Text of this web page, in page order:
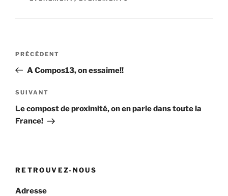
Navigation
l’article
Article
précédent
PRÉCÉDENT
A Compos13, on essaime!!
Article
suivant
SUIVANT
Le compost de proximité, on en parle dans toute la
France!
RETROUVEZ-NOUS
Adresse